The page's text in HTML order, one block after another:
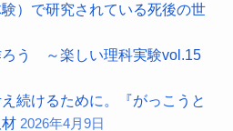
験）で研究されている死後の世
ろう ～楽しい理科実験vol.15
続けるために。『がっこうと
2026年4月9日